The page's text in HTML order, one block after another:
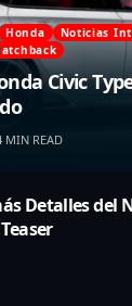
Honda
Noticias
Civic
MIN READ
Detalles del